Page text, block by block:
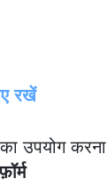
रखें
उपयोग करना